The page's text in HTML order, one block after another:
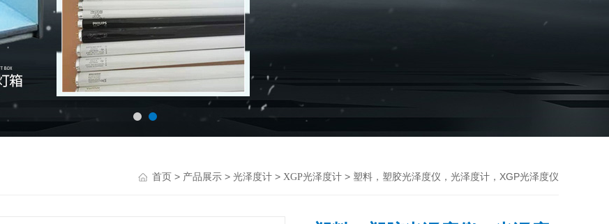
首页 > 产品展示 > 光泽度计 > XGP光泽度计 > 塑料，塑胶光泽度仪，光泽度计，XGP光泽度仪